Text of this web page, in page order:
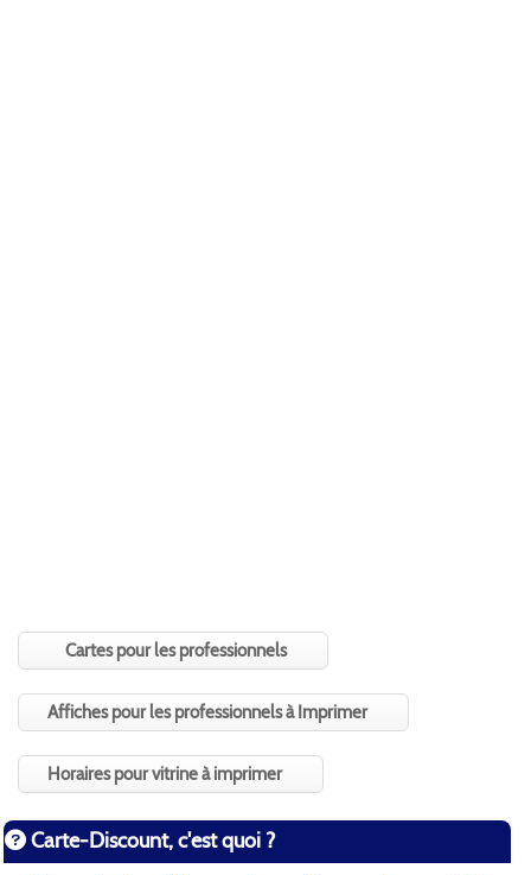
Cartes pour les professionnels
Affiches pour les professionnels à Imprimer
Horaires pour vitrine à imprimer
Carte-Discount, c'est quoi ?